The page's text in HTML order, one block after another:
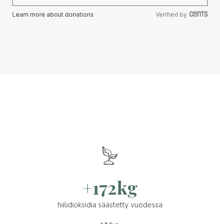
Learn more about donations Verified by
+172kg
hiilidioksidia säästetty vuodessa